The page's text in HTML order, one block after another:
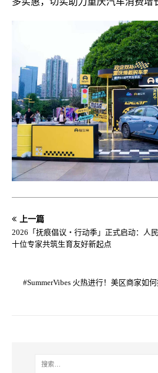
上一篇
2026「抚痕倡议・行动季」正式启动：人
十位专家共筑生育友好新起点
#SummerVibes 火热进行！美区商家如